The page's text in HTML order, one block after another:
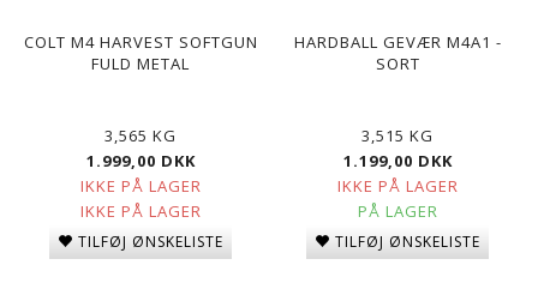
COLT M4 HARVEST SOFTGUN
FULD METAL
3,565 KG
1.999,00 DKK
IKKE PÅ LAGER
IKKE PÅ LAGER
TILFØJ ØNSKELISTE
HARDBALL GEVÆR M4A1 -
SORT
3,515 KG
1.199,00 DKK
IKKE PÅ LAGER
PÅ LAGER
TILFØJ ØNSKELISTE